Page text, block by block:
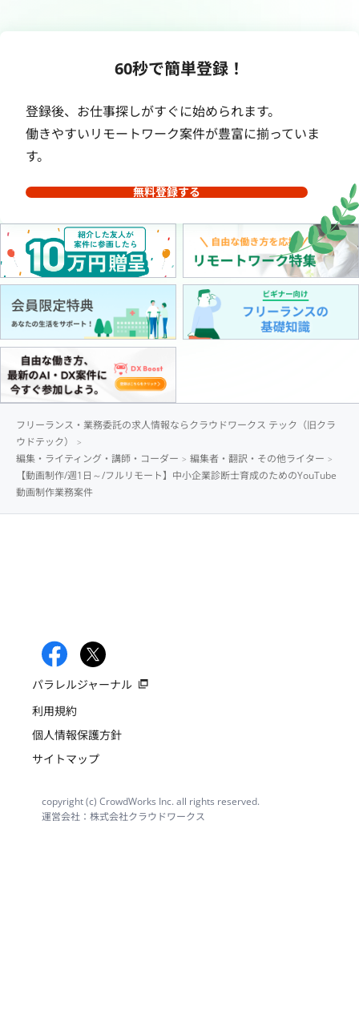
60秒で簡単登録！
登録後、お仕事探しがすぐに始められます。
働きやすいリモートワーク案件が豊富に揃っていま
す。
無料登録する
フリーランス・業務委託の求人情報ならクラウドワークス テック（旧クラ
ウドテック）
編集・ライティング・講師・コーダー
編集者・翻訳・その他ライター
【動画制作/週1日～/フルリモート】中小企業診断士育成のためのYouTube
動画制作業務案件
パラレルジャーナル
利用規約
個人情報保護方針
サイトマップ
copyright (c) CrowdWorks Inc. all rights reserved.
運営会社：株式会社クラウドワークス